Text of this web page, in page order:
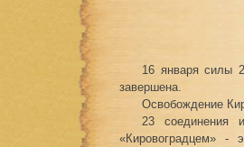
16 января силы
завершена.
Освобождение
23 соединения
«Кировоградцем» -